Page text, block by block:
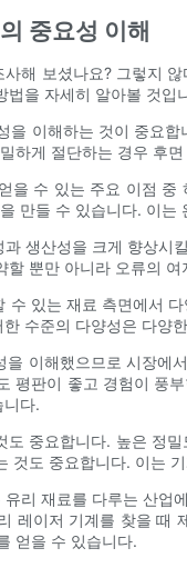
중요성 이해
해 보셨나요? 그렇지
법을 자세히 알아볼 것입
을 이해하는 것이 중요
하게 절단하는 경우 후
을 수 있는 주요 이점
만들 수 있습니다. 이
생산성을 크게 향상
뿐만 아니라 오류의
수 있는 재료 측면에서
수준의 다양성은 다
이해했으므로 시장
평판이 좋고 경험이 풍
니다.
중요합니다. 높은 정
것도 중요합니다. 이는
리 재료를 다루는 산
레이저 기계를 찾을 때
얻을 수 있습니다.